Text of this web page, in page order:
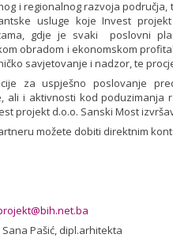
i regionalnog razvoja
usluge koje Invest
gdje je svaki poslovni
obradom i ekonomskom
savjetovanje i nadzor, te
za uspješno poslovanje
ali i aktivnosti kod
projekt d.o.o. Sanski Most
možete dobiti direktnim
Pašić, dipl.arhitekta